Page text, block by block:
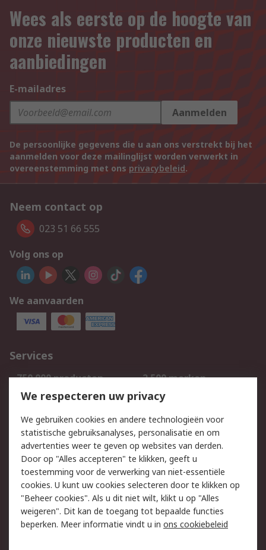
Wees als eerste op de hoogte van
onze nieuwste producten en
aanbiedingen
E-mailadres
Aanmelden
De persoonlijke gegevens die u aan ons verstrekt bij het
aanmelden voor deze mailinglijst worden verwerkt in
overeenstemming met ons privacybeleid.
Neem contact op
023 51 66 555
Volg ons op
We aanvaarden
Services
750.000 producten
2.500 merken
Bestellen
Inkoopoplossingen
Track & Trace
Wettelijk
Cookiebeleid
Email veiligheid
Privacybeleid
Websitevoorwaarden
Algemene
verkoopvoorwaarden
We respecteren uw privacy
We gebruiken cookies en andere technologieën voor
statistische gebruiksanalyses, personalisatie en om
advertenties weer te geven op websites van derden.
Door op "Alles accepteren" te klikken, geeft u
toestemming voor de verwerking van niet-essentiële
cookies. U kunt uw cookies selecteren door te klikken op
"Beheer cookies". Als u dit niet wilt, klikt u op "Alles
weigeren". Dit kan de toegang tot bepaalde functies
beperken. Meer informatie vindt u in ons cookiebeleid